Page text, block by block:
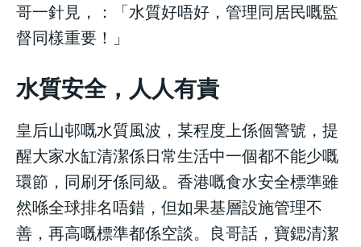
哥一針見，：「水質好唔好，管理同居民嘅監
督同樣重要！」
水質安全，人人有責
皇后山邨嘅水質風波，某程度上係個警號，提
醒大家水缸清潔係日常生活中一個都不能少嘅
環節，同刷牙係同級。香港嘅食水安全標準雖
然喺全球排名唔錯，但如果基層設施管理不
善，再高嘅標準都係空談。良哥話，寶鍶清潔